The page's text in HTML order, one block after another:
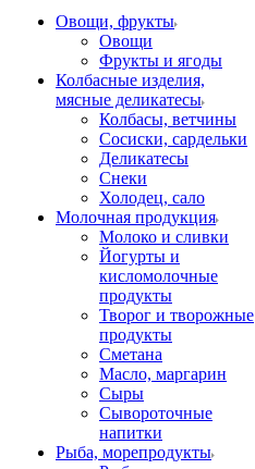
Овощи, фрукты
Овощи
Фрукты и ягоды
Колбасные изделия,
мясные деликатесы
Колбасы, ветчины
Сосиски, сардельки
Деликатесы
Снеки
Холодец, сало
Молочная продукция
Молоко и сливки
Йогурты и
кисломолочные
продукты
Творог и творожные
продукты
Сметана
Масло, маргарин
Сыры
Сывороточные
напитки
Рыба, морепродукты